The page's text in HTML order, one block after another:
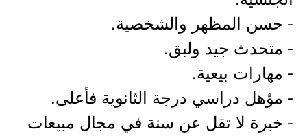
- حسن المظهر والشخصية.
- متحدث جيد ولبق.
- مهارات بيعية.
- مؤهل دراسي درجة الثانوية فأعلى.
- خبرة لا تقل عن سنة في مجال مبيعات